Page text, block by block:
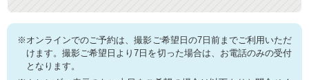
※オンラインでのご予約は、撮影ご希望日の7日前までご利用いただ
けます。撮影ご希望日より7日を切った場合は、お電話のみの受付
となります。